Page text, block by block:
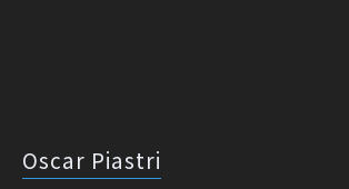
Oscar Piastri